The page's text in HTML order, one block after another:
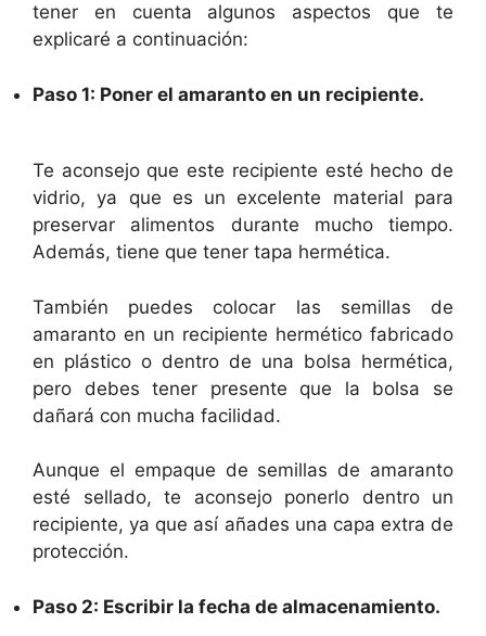
tener en cuenta algunos aspectos que te
explicaré a continuación:
Paso 1: Poner el amaranto en un recipiente.
Te aconsejo que este recipiente esté hecho de
vidrio, ya que es un excelente material para
preservar alimentos durante mucho tiempo.
Además, tiene que tener tapa hermética.
También puedes colocar las semillas de
amaranto en un recipiente hermético fabricado
en plástico o dentro de una bolsa hermética,
pero debes tener presente que la bolsa se
dañará con mucha facilidad.
Aunque el empaque de semillas de amaranto
esté sellado, te aconsejo ponerlo dentro un
recipiente, ya que así añades una capa extra de
protección.
Paso 2: Escribir la fecha de almacenamiento.